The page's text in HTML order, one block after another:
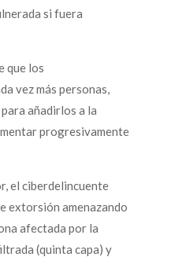
si fuera
que los
vez más personas,
añadirlos a la
progresivamente
el ciberdelincuente
extorsión amenazando
afectada por la
(quinta capa) y